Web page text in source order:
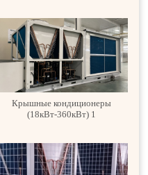
Крышные кондиционеры
(18кВт-360кВт) 1